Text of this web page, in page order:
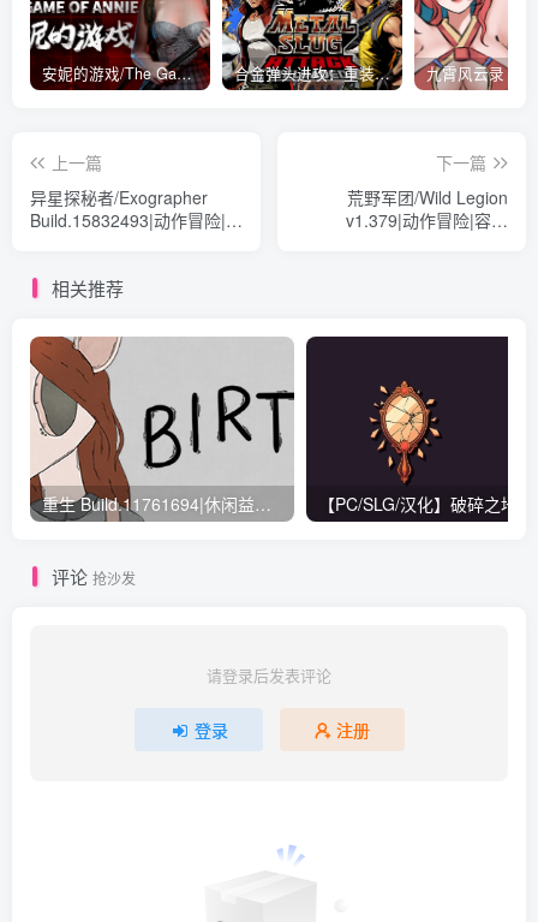
安妮的游戏/The Game of Annie v0.99981|射击动作|容量14.6GB|免安装绿色中文版 合金弹头进攻：重装上阵/METAL SLUG ATTACK RELOADED Build.16214511|策略模拟|容量2.7GB|免安装绿色中文版
上一篇
异星探秘者/Exographer
Build.15832493|动作冒险|容
下一篇
荒野军团/Wild Legion
v1.379|动作冒险|容量
相关推荐
重生 Build.11761694|休闲益智|容量400MB|免安装绿色中文版
评论 抢沙发
请登录后发表评论
登录 注册